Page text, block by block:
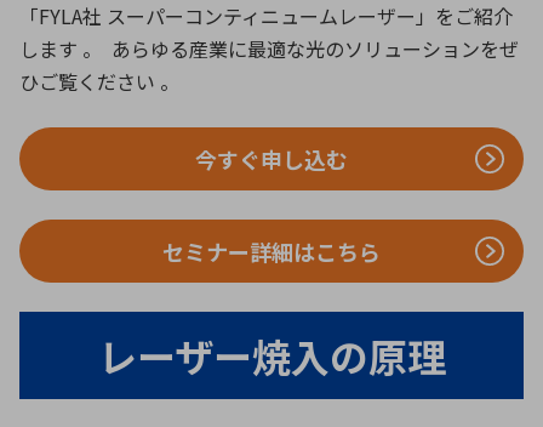
「FYLA社 スーパーコンティニュームレーザー」をご紹介
します 。 あらゆる産業に最適な光のソリューションをぜ
ひご覧ください 。
今すぐ申し込む
セミナー詳細はこちら
レーザー焼入の原理